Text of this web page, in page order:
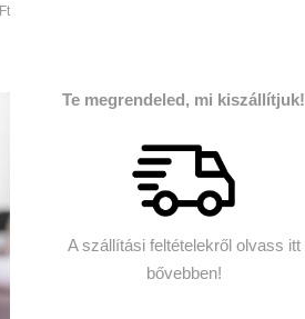
FtÁrtartomány:
Te megrendeled, mi kiszállítjuk!
A szállítási feltételekről olvass itt
bővebben!